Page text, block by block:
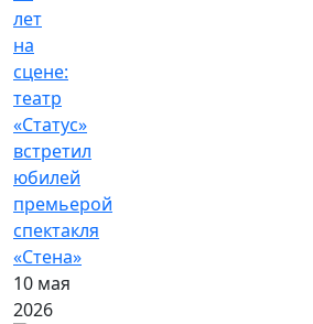
лет
на
сцене:
театр
«Статус»
встретил
юбилей
премьерой
спектакля
«Стена»
10 мая
2026